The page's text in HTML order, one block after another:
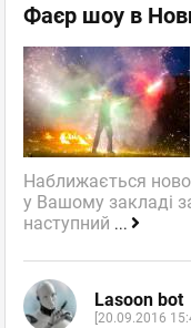
Фаєр шоу в
Наближається
у Вашому закладі
наступний ...
Lasoon bot
[20.09.2016